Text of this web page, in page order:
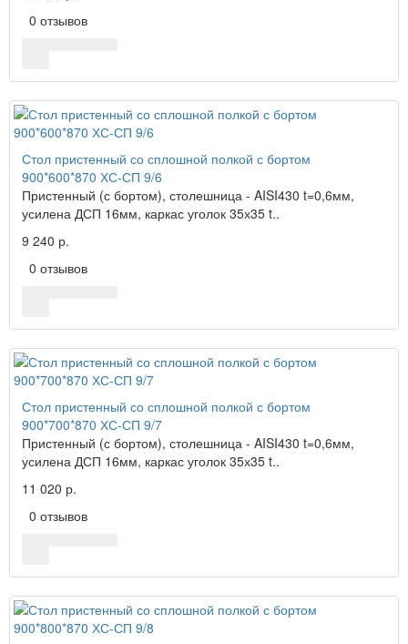
0 отзывов
Стол пристенный со сплошной полкой с бортом
900*600*870 ХС-СП 9/6
Пристенный (с бортом), столешница - AISI430 t=0,6мм,
усилена ДСП 16мм, каркас уголок 35х35 t..
9 240 р.
0 отзывов
Стол пристенный со сплошной полкой с бортом
900*700*870 ХС-СП 9/7
Пристенный (с бортом), столешница - AISI430 t=0,6мм,
усилена ДСП 16мм, каркас уголок 35х35 t..
11 020 р.
0 отзывов